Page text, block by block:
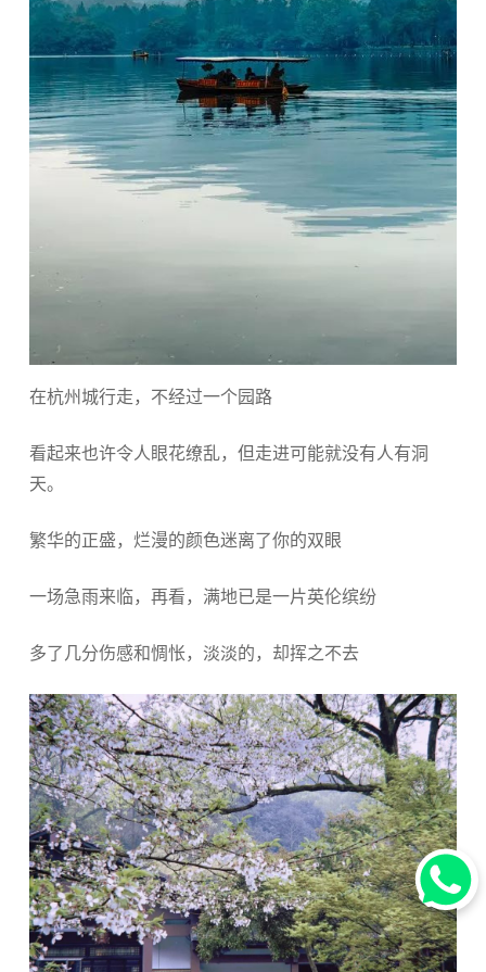
在杭州城行走，不经过一个园路
看起来也许令人眼花缭乱，但走进可能就没有人有洞
天。
繁华的正盛，烂漫的颜色迷离了你的双眼
一场急雨来临，再看，满地已是一片英伦缤纷
多了几分伤感和惆怅，淡淡的，却挥之不去